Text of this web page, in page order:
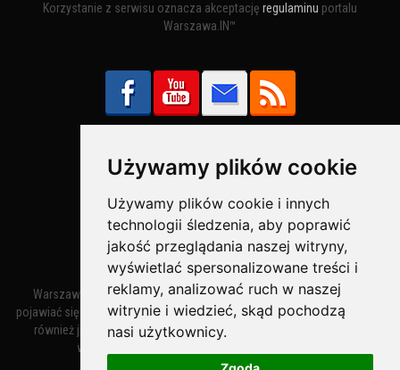
Używamy plików cookie
Używamy plików cookie i innych
technologii śledzenia, aby poprawić
jakość przeglądania naszej witryny,
wyświetlać spersonalizowane treści i
reklamy, analizować ruch w naszej
witrynie i wiedzieć, skąd pochodzą
nasi użytkownicy.
Korzystanie z serwisu oznacza akceptację regulaminu portalu
Warszawa.IN™
Bezpieczne Płatności obsługuje:
Warszawa – miasto stołeczne Warszawa. Nazwa miasta zaczęła
pojawiać się w dokumentach w XIV wieku jako Warszewa, a od XV wieku
również jako Warszowa. Zmiana nazwy na Warszawa w XV wieku
wynikała z mazowieckiej wymowy dialektycznej.